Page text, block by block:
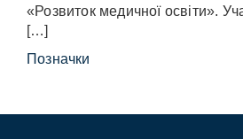
«Розвиток медичної освіти».
[…]
Позначки